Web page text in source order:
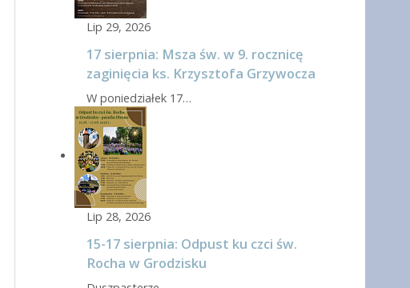
Lip 29, 2026
17 sierpnia: Msza św. w 9. rocznicę
zaginięcia ks. Krzysztofa Grzywocza
W poniedziałek 17…
Lip 28, 2026
15-17 sierpnia: Odpust ku czci św.
Rocha w Grodzisku